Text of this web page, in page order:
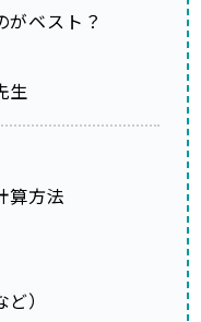
がベスト？
生
算方法
）